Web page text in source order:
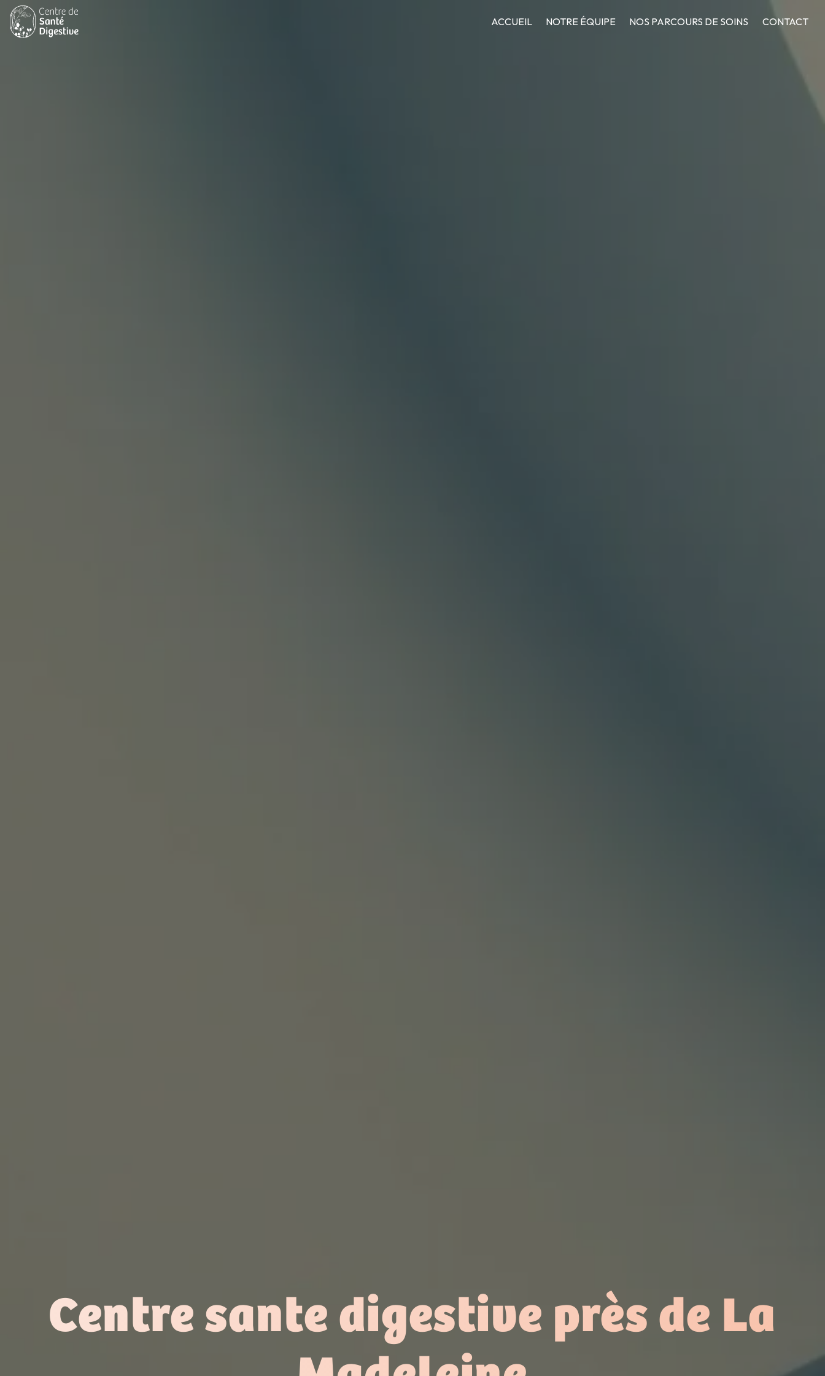
ACCUEIL NOTRE ÉQUIPE NOS PARCOURS DE SOINS CONTACT
Centre sante digestive près de La
Panneau de gestion des cookies